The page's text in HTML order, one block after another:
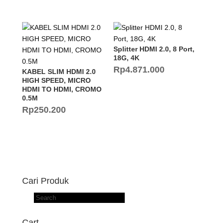
KABEL SLIM HDMI 2.0
HIGH SPEED, MICRO
HDMI TO HDMI, CROMO
0.5M
Rp250.200
Splitter HDMI 2.0, 8 Port,
18G, 4K
Rp4.871.000
Cari Produk
Products